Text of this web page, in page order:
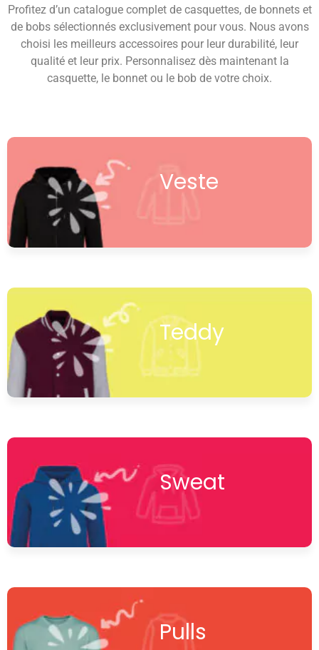
Profitez d’un catalogue complet de casquettes, de bonnets et
de bobs sélectionnés exclusivement pour vous. Nous avons
choisi les meilleurs accessoires pour leur durabilité, leur
qualité et leur prix. Personnalisez dès maintenant la
casquette, le bonnet ou le bob de votre choix.
Veste
Teddy
Sweat
Pulls